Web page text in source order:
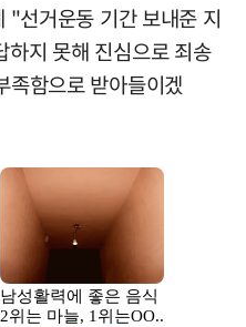
"선거운동 기간 보내준 지
하지 못해 진심으로 죄송
함으로 받아들이겠